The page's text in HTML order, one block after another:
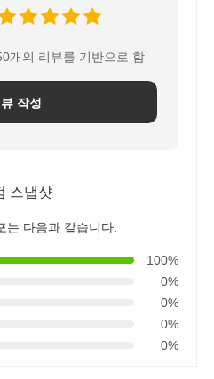
개의 리뷰를 기반으로 함
작성
스냅샷
는 다음과 같습니다.
100%
0%
0%
0%
0%